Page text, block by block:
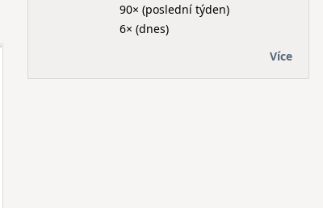
90× (poslední týden)
6× (dnes)
Více